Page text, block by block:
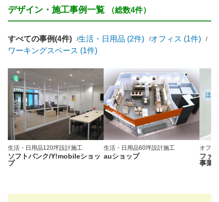
デザイン・施工事例一覧 （総数4件）
すべての事例(4件) 生活・日用品 (2件)
オフィス (1件)
ワーキングスペース (1件)
生活・日用品120坪設計施工
ソフトバンク/Y!mobileショッ
プ
生活・日用品60坪設計施工
auショップ
オフィ
ファ
事業